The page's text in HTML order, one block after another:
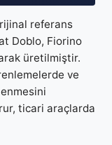
referans
Doblo, Fiorino
üretilmiştir.
ve
ticari araçlarda